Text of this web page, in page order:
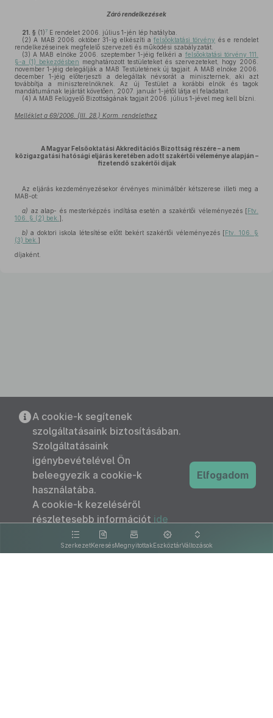
Záró rendelkezések
21. § (1)7 E rendelet 2006. július 1-jén lép hatályba.
(2) A MAB 2006. október 31-ig elkészíti a felsőoktatási törvény és e rendelet
rendelkezéseinek megfelelő szervezeti és működési szabályzatát.
(3) A MAB elnöke 2006. szeptember 1-jéig felkéri a felsőoktatási törvény 111.
§-a (1) bekezdésben meghatározott testületeket és szervezeteket, hogy 2006.
november 1-jéig delegálják a MAB Testületének új tagjait. A MAB elnöke 2006.
december 1-jéig előterjeszti a delegáltak névsorát a miniszternek, aki azt
továbbítja a miniszterelnöknek. Az új Testület a korábbi elnök és tagok
mandátumának lejártát követően, 2007. január 1-jétől látja el feladatait.
(4) A MAB Felügyelő Bizottságának tagjait 2006. július 1-jével meg kell bízni.
Melléklet a 69/2006. (III. 28.) Korm. rendelethez
A Magyar Felsőoktatási Akkreditációs Bizottság részére – a nem
közigazgatási hatósági eljárás keretében adott szakértői véleménye alapján –
fizetendő szakértői díjak
Az eljárás kezdeményezésekor érvényes minimálbér kétszerese illeti meg a
MAB-ot:
a) az alap- és mesterképzés indítása esetén a szakértői véleményezés [Ftv.
106. § (2) bek. ],
b) a doktori iskola létesítése előtt bekért szakértői véleményezés [Ftv. 106. §
(3) bek. ]
díjaként.
SzerkezetKeresésMegnyitottakEszköztárVáltozások
A cookie-k segítenek
szolgáltatásaink biztosításában.
Szolgáltatásaink
igénybevételével Ön
beleegyezik a cookie-k
használatába.
A cookie-k kezeléséről
részletesebb információt ide
kattintva olvashat.
Elfogadom